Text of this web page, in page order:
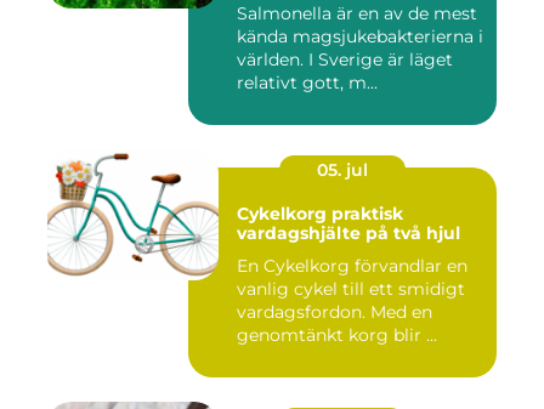
Salmonella är en av de mest
kända magsjukebakterierna i
världen. I Sverige är läget
relativt gott, m...
05. jul
Cykelkorg praktisk
vardagshjälte på två hjul
En Cykelkorg förvandlar en
vanlig cykel till ett smidigt
vardagsfordon. Med en
genomtänkt korg blir ...